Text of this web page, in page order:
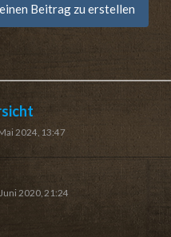
Beitrag zu erstellen
2024, 13:47
Juni 2020, 21:24